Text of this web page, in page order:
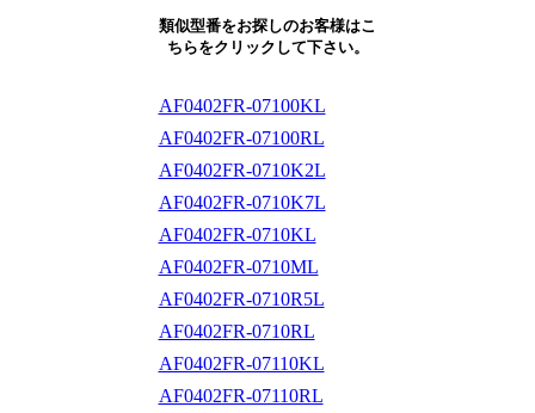
類似型番をお探しのお客様はこ
ちらをクリックして下さい。
AF0402FR-07100KL
AF0402FR-07100RL
AF0402FR-0710K2L
AF0402FR-0710K7L
AF0402FR-0710KL
AF0402FR-0710ML
AF0402FR-0710R5L
AF0402FR-0710RL
AF0402FR-07110KL
AF0402FR-07110RL